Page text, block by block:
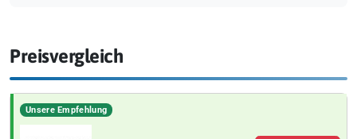
Preisvergleich
Unsere Empfehlung